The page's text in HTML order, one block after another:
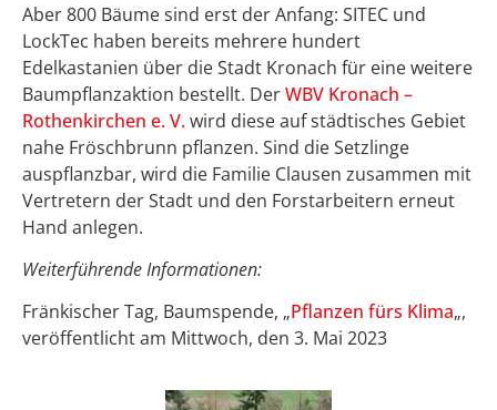
Aber 800 Bäume sind erst der Anfang: SITEC und
LockTec haben bereits mehrere hundert
Edelkastanien über die Stadt Kronach für eine weitere
Baumpflanzaktion bestellt. DerWBV Kronach –
Rothenkirchen e. V.wird diese auf städtisches Gebiet
nahe Fröschbrunn pflanzen. Sind die Setzlinge
auspflanzbar, wird die Familie Clausen zusammen mit
Vertretern der Stadt und den Forstarbeitern erneut
Hand anlegen.
Weiterführende Informationen:
Fränkischer Tag, Baumspende, „Pflanzen fürs Klima„,
veröffentlicht am Mittwoch, den 3. Mai 2023